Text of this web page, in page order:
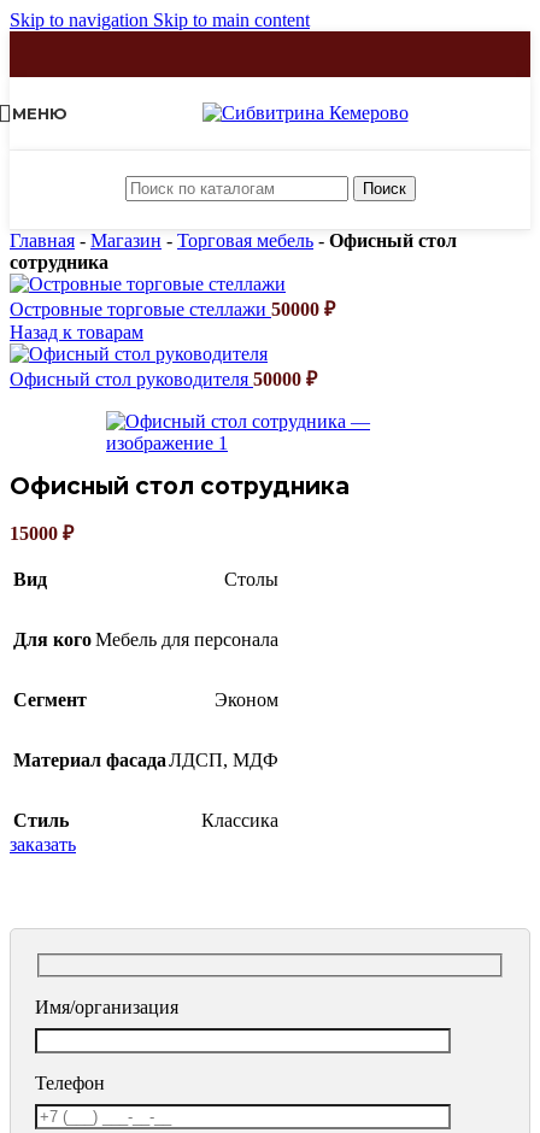
Skip to navigation Skip to main content
МЕНЮ
Поиск
Главная - Магазин - Торговая мебель - Офисный стол
сотрудника
Островные торговые стеллажи 50000 ₽
Назад к товарам
Офисный стол руководителя 50000 ₽
Офисный стол сотрудника
15000 ₽
Вид Столы
Для когоМебель для персонала
Сегмент Эконом
Материал фасадаЛДСП, МДФ
Стиль
Классика
заказать
Имя/организация
Телефон